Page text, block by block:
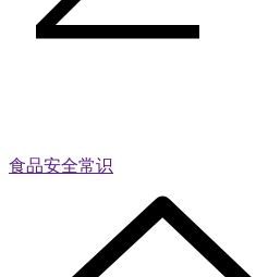
食品安全常识